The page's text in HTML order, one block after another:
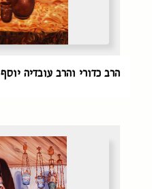
הרב כדורי והרב עובדיה יוסף